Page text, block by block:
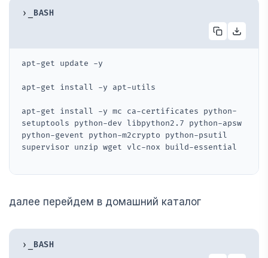
›_ BASH
apt-get update -y
apt-get install -y apt-utils
apt-get install -y mc ca-certificates python-
setuptools python-dev libpython2.7 python-apsw
python-gevent python-m2crypto python-psutil
supervisor unzip wget vlc-nox build-essential
далее перейдем в домашний каталог
›_ BASH